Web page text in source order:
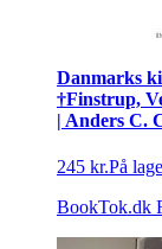
Danmarks
†Finstrup,
| Anders C.
245 kr.På
BookTok.dk